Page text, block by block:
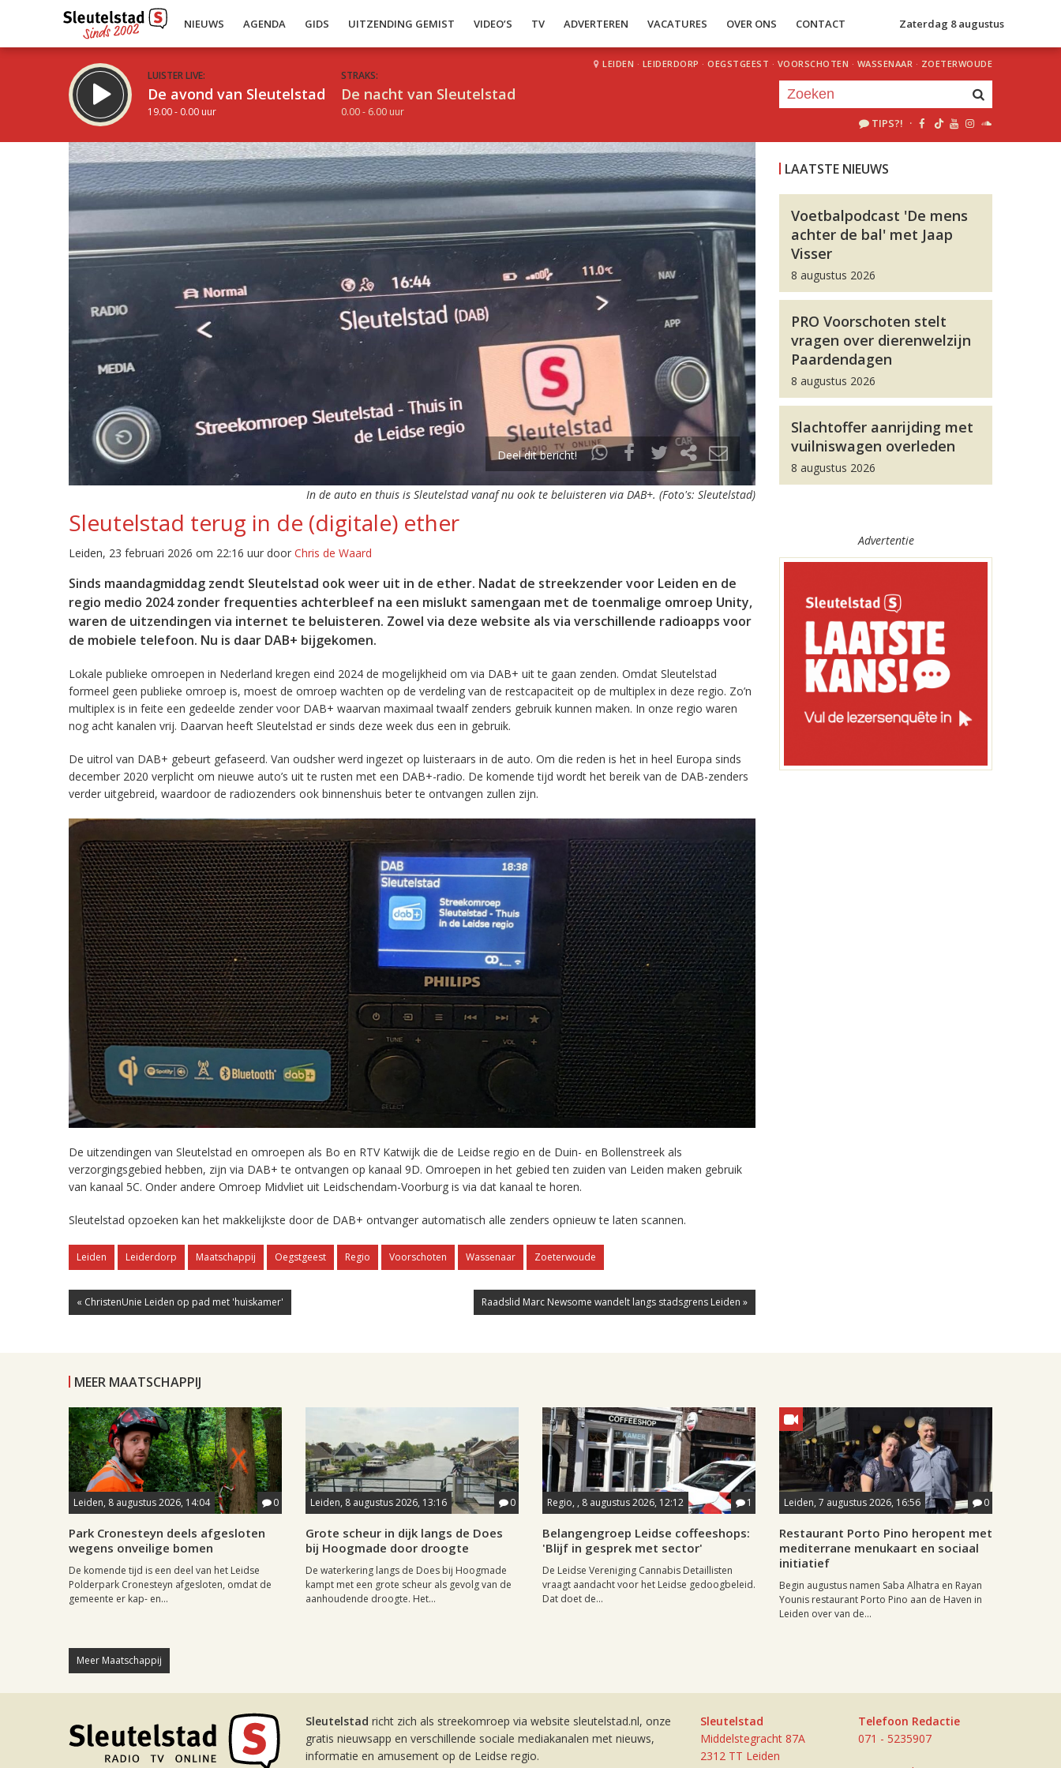
NIEUWS AGENDA GIDS UITZENDING GEMIST VIDEO’S TV ADVERTEREN VACATURES OVER ONS CONTACT Zaterdag 8 augustus
LUISTER LIVE:
De avond van Sleutelstad
19.00 - 0.00 uur
STRAKS:
De nacht van Sleutelstad
0.00 - 6.00 uur
LEIDEN · LEIDERDORP · OEGSTGEEST · VOORSCHOTEN · WASSENAAR · ZOETERWOUDE
TIPS?! ·
Deel dit bericht!
In de auto en thuis is Sleutelstad vanaf nu ook te beluisteren via DAB+. (Foto's: Sleutelstad)
Sleutelstad terug in de (digitale) ether
Leiden, 23 februari 2026 om 22:16 uur door Chris de Waard
Sinds maandagmiddag zendt Sleutelstad ook weer uit in de ether. Nadat de streekzender voor Leiden en de
regio medio 2024 zonder frequenties achterbleef na een mislukt samengaan met de toenmalige omroep Unity,
waren de uitzendingen via internet te beluisteren. Zowel via deze website als via verschillende radioapps voor
de mobiele telefoon. Nu is daar DAB+ bijgekomen.
Lokale publieke omroepen in Nederland kregen eind 2024 de mogelijkheid om via DAB+ uit te gaan zenden. Omdat Sleutelstad
formeel geen publieke omroep is, moest de omroep wachten op de verdeling van de restcapaciteit op de multiplex in deze regio. Zo’n
multiplex is in feite een gedeelde zender voor DAB+ waarvan maximaal twaalf zenders gebruik kunnen maken. In onze regio waren
nog acht kanalen vrij. Daarvan heeft Sleutelstad er sinds deze week dus een in gebruik.
De uitrol van DAB+ gebeurt gefaseerd. Van oudsher werd ingezet op luisteraars in de auto. Om die reden is het in heel Europa sinds
december 2020 verplicht om nieuwe auto’s uit te rusten met een DAB+-radio. De komende tijd wordt het bereik van de DAB-zenders
verder uitgebreid, waardoor de radiozenders ook binnenshuis beter te ontvangen zullen zijn.
De uitzendingen van Sleutelstad en omroepen als Bo en RTV Katwijk die de Leidse regio en de Duin- en Bollenstreek als
verzorgingsgebied hebben, zijn via DAB+ te ontvangen op kanaal 9D. Omroepen in het gebied ten zuiden van Leiden maken gebruik
van kanaal 5C. Onder andere Omroep Midvliet uit Leidschendam-Voorburg is via dat kanaal te horen.
Sleutelstad opzoeken kan het makkelijkste door de DAB+ ontvanger automatisch alle zenders opnieuw te laten scannen.
Leiden Leiderdorp Maatschappij Oegstgeest Regio Voorschoten Wassenaar Zoeterwoude
« ChristenUnie Leiden op pad met 'huiskamer' Raadslid Marc Newsome wandelt langs stadsgrens Leiden »
LAATSTE NIEUWS
Voetbalpodcast 'De mens
achter de bal' met Jaap
Visser
8 augustus 2026
PRO Voorschoten stelt
vragen over dierenwelzijn
Paardendagen
8 augustus 2026
Slachtoffer aanrijding met
vuilniswagen overleden
8 augustus 2026
Advertentie
MEER MAATSCHAPPIJ
Leiden, 8 augustus 2026, 14:04 0
Park Cronesteyn deels afgesloten
wegens onveilige bomen
De komende tijd is een deel van het Leidse
Polderpark Cronesteyn afgesloten, omdat de
gemeente er kap- en...
Leiden, 8 augustus 2026, 13:16 0
Grote scheur in dijk langs de Does
bij Hoogmade door droogte
De waterkering langs de Does bij Hoogmade
kampt met een grote scheur als gevolg van de
aanhoudende droogte. Het...
Regio, , 8 augustus 2026, 12:12 1
Belangengroep Leidse coffeeshops:
'Blijf in gesprek met sector'
De Leidse Vereniging Cannabis Detaillisten
vraagt aandacht voor het Leidse gedoogbeleid.
Dat doet de...
Leiden, 7 augustus 2026, 16:56 0
Restaurant Porto Pino heropent met
mediterrane menukaart en sociaal
initiatief
Begin augustus namen Saba Alhatra en Rayan
Younis restaurant Porto Pino aan de Haven in
Leiden over van de...
Meer Maatschappij
Sleutelstad richt zich als streekomroep via website sleutelstad.nl, onze
gratis nieuwsapp en verschillende sociale mediakanalen met nieuws,
informatie en amusement op de Leidse regio.
Sleutelstad
Middelstegracht 87A
2312 TT Leiden
Telefoon Redactie
071 - 5235907